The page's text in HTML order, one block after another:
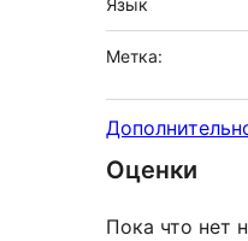
Язык
Метка:
Оценки
Пока что нет